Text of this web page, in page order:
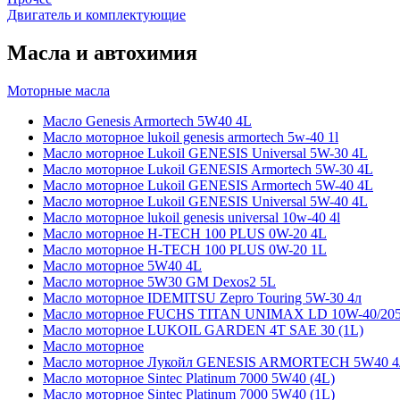
Двигатель и комплектующие
Масла и автохимия
Моторные масла
Масло Genesis Armortech 5W40 4L
Масло моторное lukoil genesis armortech 5w-40 1l
Масло моторное Lukoil GENESIS Universal 5W-30 4L
Масло моторное Lukoil GENESIS Armortech 5W-30 4L
Масло моторное Lukoil GENESIS Armortech 5W-40 4L
Масло моторное Lukoil GENESIS Universal 5W-40 4L
Масло моторное lukoil genesis universal 10w-40 4l
Масло моторное H-TECH 100 PLUS 0W-20 4L
Масло моторное H-TECH 100 PLUS 0W-20 1L
Масло моторное 5W40 4L
Масло моторное 5W30 GM Dexos2 5L
Масло моторное IDEMITSU Zepro Touring 5W-30 4л
Масло моторное FUCHS TITAN UNIMAX LD 10W-40/
Масло моторное LUKOIL GARDEN 4Т SAE 30 (1L)
Масло моторное
Масло моторное Лукойл GENESIS ARMORTECH 5W40
Масло моторное Sintec Platinum 7000 5W40 (4L)
Масло моторное Sintec Platinum 7000 5W40 (1L)